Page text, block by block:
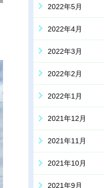
2022年5月
2022年4月
2022年3月
2022年2月
2022年1月
2021年12月
2021年11月
2021年10月
2021年9月